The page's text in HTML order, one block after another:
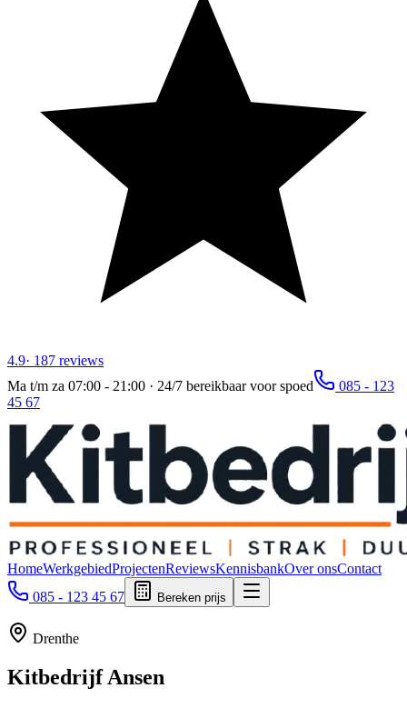
4.9· 187 reviews
Ma t/m za 07:00 - 21:00 · 24/7 bereikbaar voor spoed
085 - 123
45 67
HomeWerkgebiedProjectenReviewsKennisbankOver onsContact
085 - 123 45 67
Bereken prijs
Drenthe
KitbedrijfAnsen